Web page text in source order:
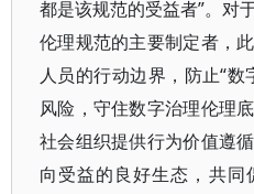
都是该规范的受益者”。对
伦理规范的主要制定者，
人员的行动边界，防止“
风险，守住数字治理伦理
社会组织提供行为价值遵
向受益的良好生态，共